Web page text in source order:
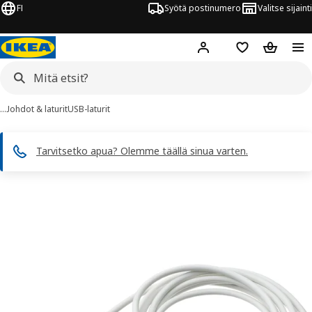
FI Syötä postinumero Valitse sijainti
Hej! Kirjaudu sisään
Suosikit
…Johdot & laturitUSB-laturit
Tarvitsetko apua? Olemme täällä sinua varten.